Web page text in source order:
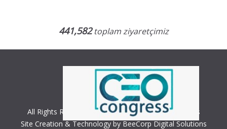
441,582toplam ziyaretçimiz
All Rights Reserved. Copyright © 2018 CEO Congress
Site Creation & Technology by BeeCorp Digital Solutions